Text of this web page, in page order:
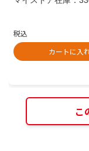
税込
カートに入
こ